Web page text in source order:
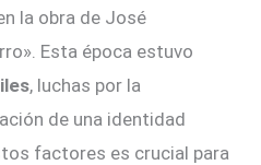
la obra de José
Esta época estuvo
, luchas por la
de una identidad
factores es crucial para